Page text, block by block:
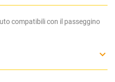
compatibili con il passeggino